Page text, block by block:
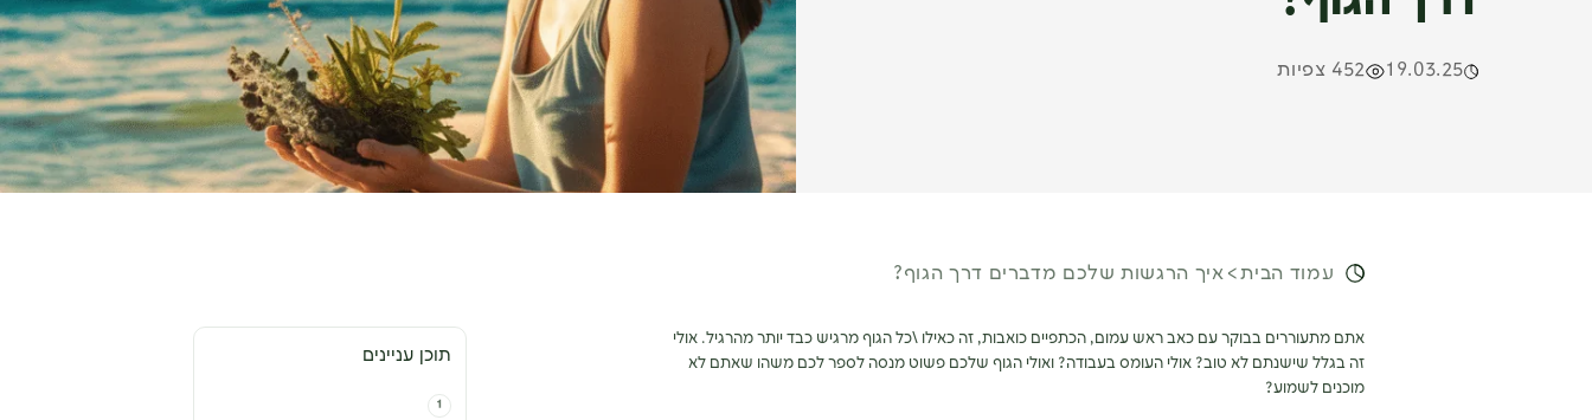
19.03.25 452 צפיות
עמוד הבית איך הרגשות שלכם מדברים דרך הגוף?
אתם מתעוררים בבוקר עם כאב ראש עמום, הכתפיים כואבות, זה כאילו \כל הגוף מרגיש כבד יותר מהרגיל. אולי
זה בגלל שישנתם לא טוב? אולי העומס בעבודה? ואולי הגוף שלכם פשוט מנסה לספר לכם משהו שאתם לא
מוכנים לשמוע?
תוכן עניינים